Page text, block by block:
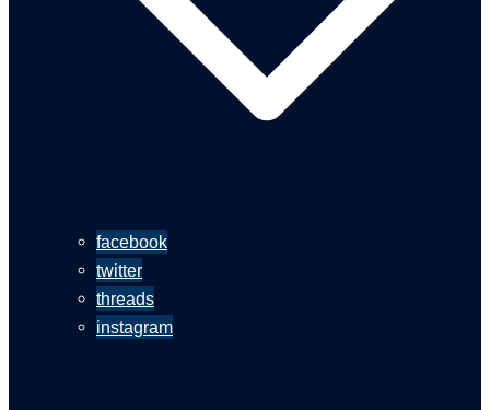
facebook
twitter
threads
instagram